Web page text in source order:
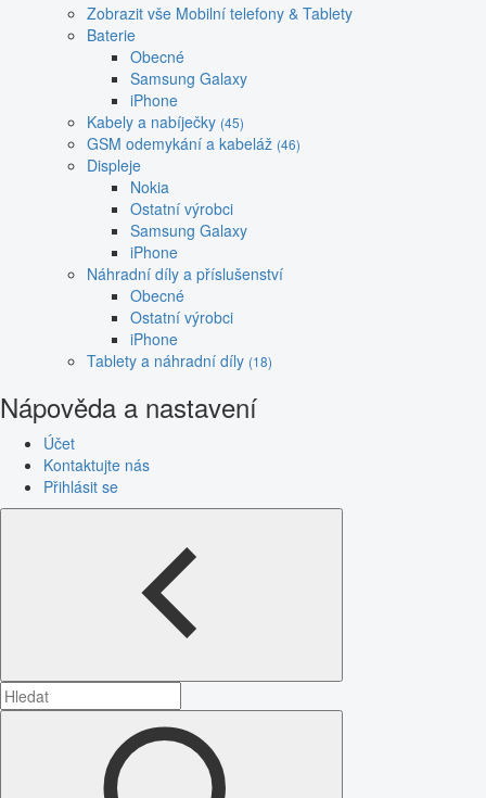
Zobrazit vše Mobilní telefony & Tablety
Baterie
Obecné
Samsung Galaxy
iPhone
Kabely a nabíječky (45)
GSM odemykání a kabeláž (46)
Displeje
Nokia
Ostatní výrobci
Samsung Galaxy
iPhone
Náhradní díly a příslušenství
Obecné
Ostatní výrobci
iPhone
Tablety a náhradní díly (18)
Nápověda a nastavení
Účet
Kontaktujte nás
Přihlásit se